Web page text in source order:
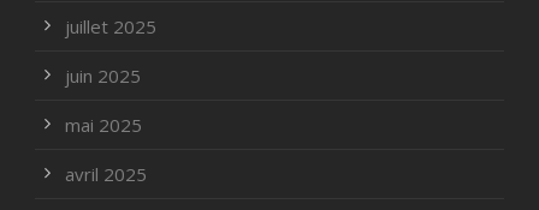
juillet 2025
juin 2025
mai 2025
avril 2025